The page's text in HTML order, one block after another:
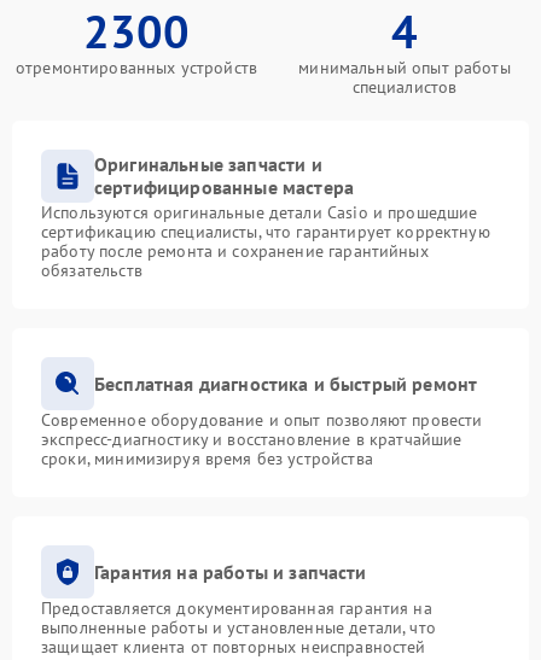
2300
отремонтированных устройств
4
минимальный опыт работы
специалистов
Оригинальные запчасти и
сертифицированные мастера
Используются оригинальные детали Casio и прошедшие
сертификацию специалисты, что гарантирует корректную
работу после ремонта и сохранение гарантийных
обязательств
Бесплатная диагностика и быстрый ремонт
Современное оборудование и опыт позволяют провести
экспресс-диагностику и восстановление в кратчайшие
сроки, минимизируя время без устройства
Гарантия на работы и запчасти
Предоставляется документированная гарантия на
выполненные работы и установленные детали, что
защищает клиента от повторных неисправностей